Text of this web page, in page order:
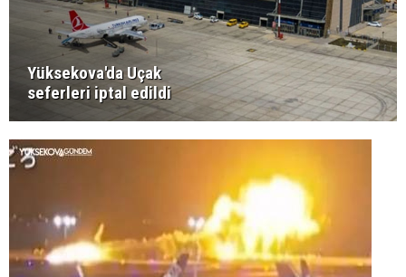
Yüksekova'da Uçak
seferleri iptal edildi